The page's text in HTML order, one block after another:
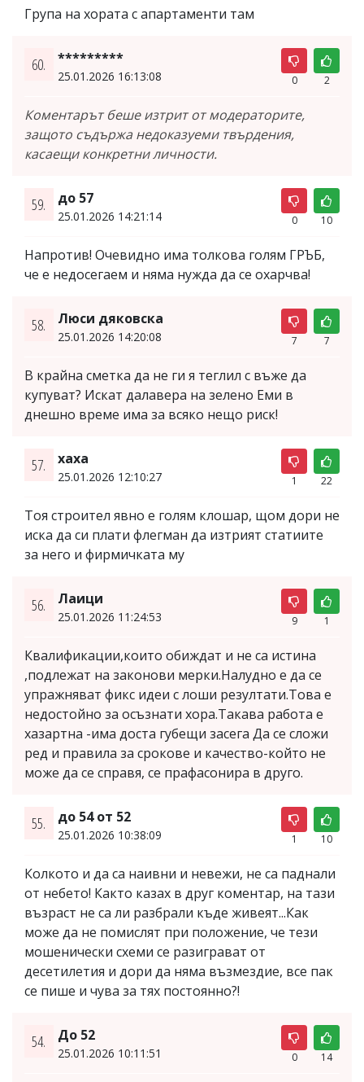
Група на хората с апартаменти там
60. *********
25.01.2026 16:13:08 0 2
Коментарът беше изтрит от модераторите,
защото съдържа недоказуеми твърдения,
касаещи конкретни личности.
59. до 57
25.01.2026 14:21:14 0 10
Напротив! Очевидно има толкова голям ГРЪБ,
че е недосегаем и няма нужда да се охарчва!
58. Люси дяковска
25.01.2026 14:20:08 7 7
В крайна сметка да не ги я теглил с въже да
купуват? Искат далавера на зелено Еми в
днешно време има за всяко нещо риск!
57. хаха
25.01.2026 12:10:27 1 22
Тоя строител явно е голям клошар, щом дори не
иска да си плати флегман да изтрият статиите
за него и фирмичката му
56. Лаици
25.01.2026 11:24:53 9 1
Квалификации,които обиждат и не са истина
,подлежат на законови мерки.Налудно е да се
упражняват фикс идеи с лоши резултати.Това е
недостойно за осъзнати хора.Такава работа е
хазартна -има доста губещи засега Да се сложи
ред и правила за срокове и качество-който не
може да се справя, се прафасонира в друго.
55. до 54 от 52
25.01.2026 10:38:09 1 10
Колкото и да са наивни и невежи, не са паднали
от небето! Както казах в друг коментар, на тази
възраст не са ли разбрали къде живеят...Как
може да не помислят при положение, че тези
мошенически схеми се разиграват от
десетилетия и дори да няма възмездие, все пак
се пише и чува за тях постоянно?!
54. До 52
25.01.2026 10:11:51 0 14